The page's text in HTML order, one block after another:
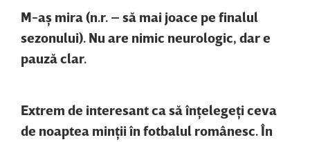
M-aş mira (n.r. – să mai joace pe finalul
sezonului). Nu are nimic neurologic, dar e
pauză clar.
Extrem de interesant ca să înţelegeţi ceva
de noaptea minţii în fotbalul românesc. În